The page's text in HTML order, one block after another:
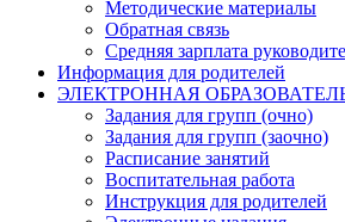
Методические материалы
Обратная связь
Средняя зарплата
Информация для родителей
ЭЛЕКТРОННАЯ
Задания для групп (очно)
Задания для групп (заочно)
Расписание занятий
Воспитательная работа
Инструкция для родителей